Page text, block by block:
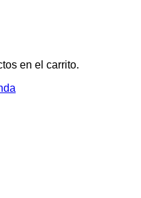
en el carrito.